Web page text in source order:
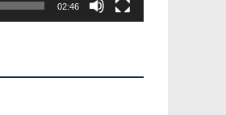
02:46